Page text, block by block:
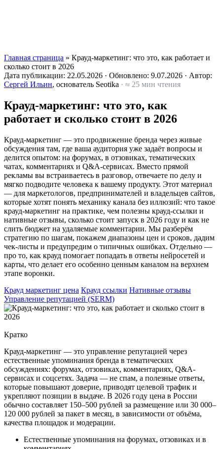
Главная страница » Крауд-маркетинг: что это, как работает и
сколько стоит в 2026
Дата публикации: 22.05.2026 · Обновлено: 9.07.2026 · Автор:
Сергей Ильин, основатель Seotika · ≈ 25 мин чтения
Крауд-маркетинг: что это, как
работает и сколько стоит в 2026
Крауд-маркетинг — это продвижение бренда через живые
обсуждения там, где ваша аудитория уже задаёт вопросы и
делится опытом: на форумах, в отзовиках, тематических
чатах, комментариях и Q&A-сервисах. Вместо прямой
рекламы вы встраиваетесь в разговор, отвечаете по делу и
мягко подводите человека к вашему продукту. Этот материал
— для маркетологов, предпринимателей и владельцев сайтов,
которые хотят понять механику канала без иллюзий: что такое
крауд-маркетинг на практике, чем полезны крауд-ссылки и
нативные отзывы, сколько стоит запуск в 2026 году и как не
слить бюджет на удаляемые комментарии. Мы разберём
стратегию по шагам, покажем диапазоны цен и сроков, дадим
чек-листы и предупредим о типичных ошибках. Отдельно —
про то, как крауд помогает попадать в ответы нейросетей и
карты, что делает его особенно ценным каналом на верхнем
этапе воронки.
Крауд маркетинг цена Крауд ссылки Нативные отзывы
Управление репутацией (SERM)
Кратко
Крауд-маркетинг — это управление репутацией через
естественные упоминания бренда в тематических
обсуждениях: форумах, отзовиках, комментариях, Q&A-
сервисах и соцсетях. Задача — не спам, а полезные ответы,
которые повышают доверие, приводят целевой трафик и
укрепляют позиции в выдаче. В 2026 году цена в России
обычно составляет 150–500 рублей за размещение или 30 000–
120 000 рублей за пакет в месяц, в зависимости от объёма,
качества площадок и модерации.
Естественные упоминания на форумах, отзовиках и в